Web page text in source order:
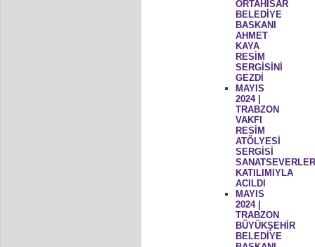
ORTAHİSAR
BELEDİYE
BASKANI
AHMET
KAYA
RESİM
SERGİSİNİ
GEZDİ
MAYIS
2024 |
TRABZON
VAKFI
RESİM
ATÖLYESİ
SERGİSİ
KATILIMIYLA
ACILDI
MAYIS
2024 |
TRABZON
BÜYÜKŞEHİR
BELEDİYE